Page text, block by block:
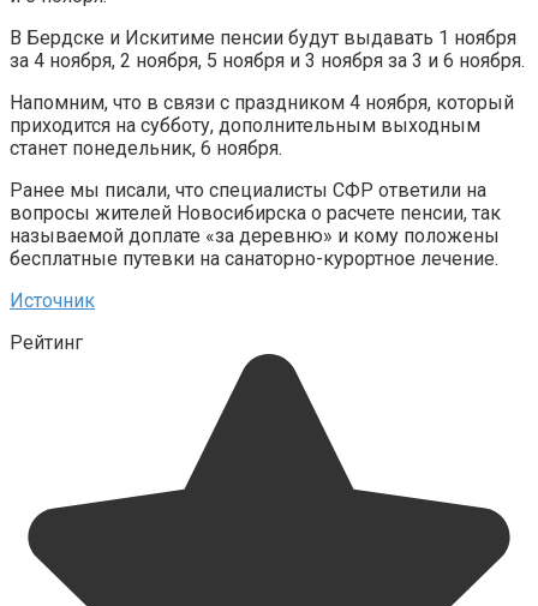
В Бердске и Искитиме пенсии будут выдавать 1 ноября
за 4 ноября, 2 ноября, 5 ноября и 3 ноября за 3 и 6 ноября.
Напомним, что в связи с праздником 4 ноября, который
приходится на субботу, дополнительным выходным
станет понедельник, 6 ноября.
Ранее мы писали, что специалисты СФР ответили на
вопросы жителей Новосибирска о расчете пенсии, так
называемой доплате «за деревню» и кому положены
бесплатные путевки на санаторно-курортное лечение.
Источник
Рейтинг